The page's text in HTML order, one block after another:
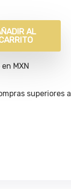
AL
MXN
superiores a